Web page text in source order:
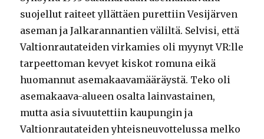
suojellut raiteet yllättäen purettiin Vesijärven
aseman ja Jalkarannantien väliltä. Selvisi, että
Valtionrautateiden virkamies oli myynyt VR:lle
tarpeettoman kevyet kiskot romuna eikä
huomannut asemakaavamääräystä. Teko oli
asemakaava-alueen osalta lainvastainen,
mutta asia sivuutettiin kaupungin ja
Valtionrautateiden yhteisneuvottelussa melko